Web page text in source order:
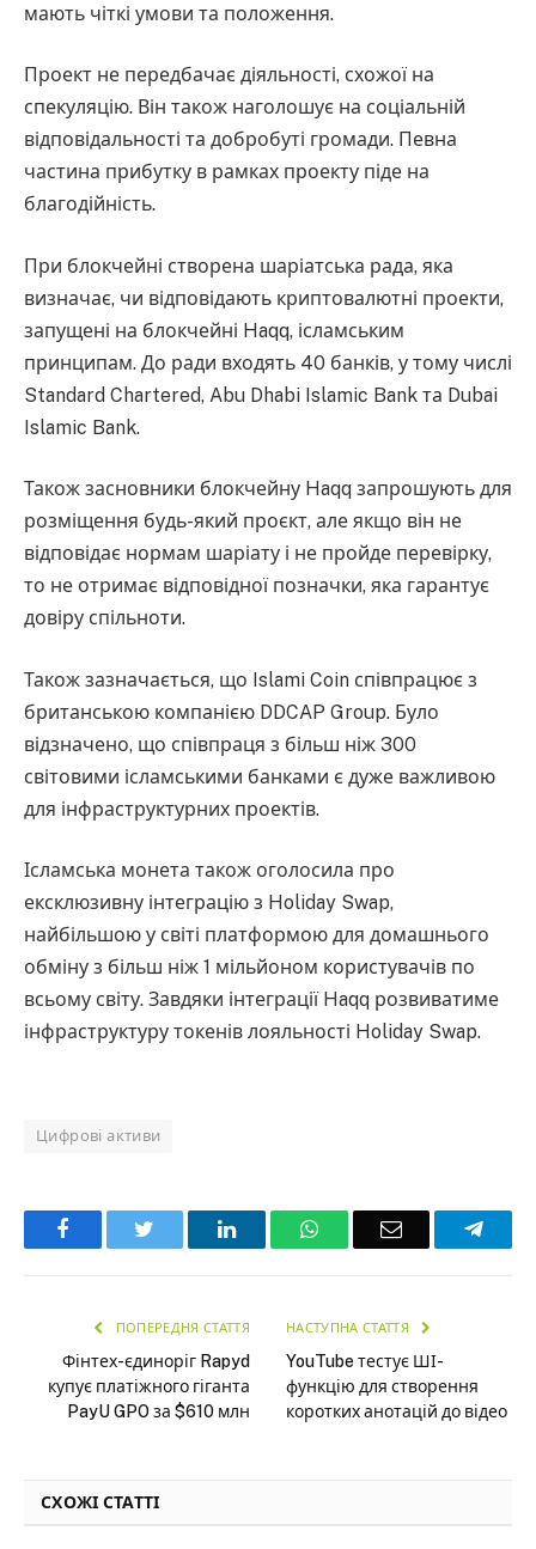
мають чіткі умови та положення.
Проект не передбачає діяльності, схожої на
спекуляцію. Він також наголошує на соціальній
відповідальності та добробуті громади. Певна
частина прибутку в рамках проекту піде на
благодійність.
При блокчейні створена шаріатська рада, яка
визначає, чи відповідають криптовалютні проекти,
запущені на блокчейні Haqq, ісламським
принципам. До ради входять 40 банків, у тому числі
Standard Chartered, Abu Dhabi Islamic Bank та Dubai
Islamic Bank.
Також засновники блокчейну Haqq запрошують для
розміщення будь-який проєкт, але якщо він не
відповідає нормам шаріату і не пройде перевірку,
то не отримає відповідної позначки, яка гарантує
довіру спільноти.
Також зазначається, що Islami Coin співпрацює з
британською компанією DDCAP Group. Було
відзначено, що співпраця з більш ніж 300
світовими ісламськими банками є дуже важливою
для інфраструктурних проектів.
Ісламська монета також оголосила про
ексклюзивну інтеграцію з Holiday Swap,
найбільшою у світі платформою для домашнього
обміну з більш ніж 1 мільйоном користувачів по
всьому світу. Завдяки інтеграції Haqq розвиватиме
інфраструктуру токенів лояльності Holiday Swap.
Цифрові активи
Facebook LinkedInWhatsAppEmail
ПОПЕРЕДНЯ СТАТТЯ
Фінтех-єдиноріг Rapyd
купує платіжного гіганта
PayU GPO за $610 млн
НАСТУПНА СТАТТЯ
YouTube тестує ШІ-
функцію для створення
коротких анотацій до відео
СХОЖІ СТАТТІ